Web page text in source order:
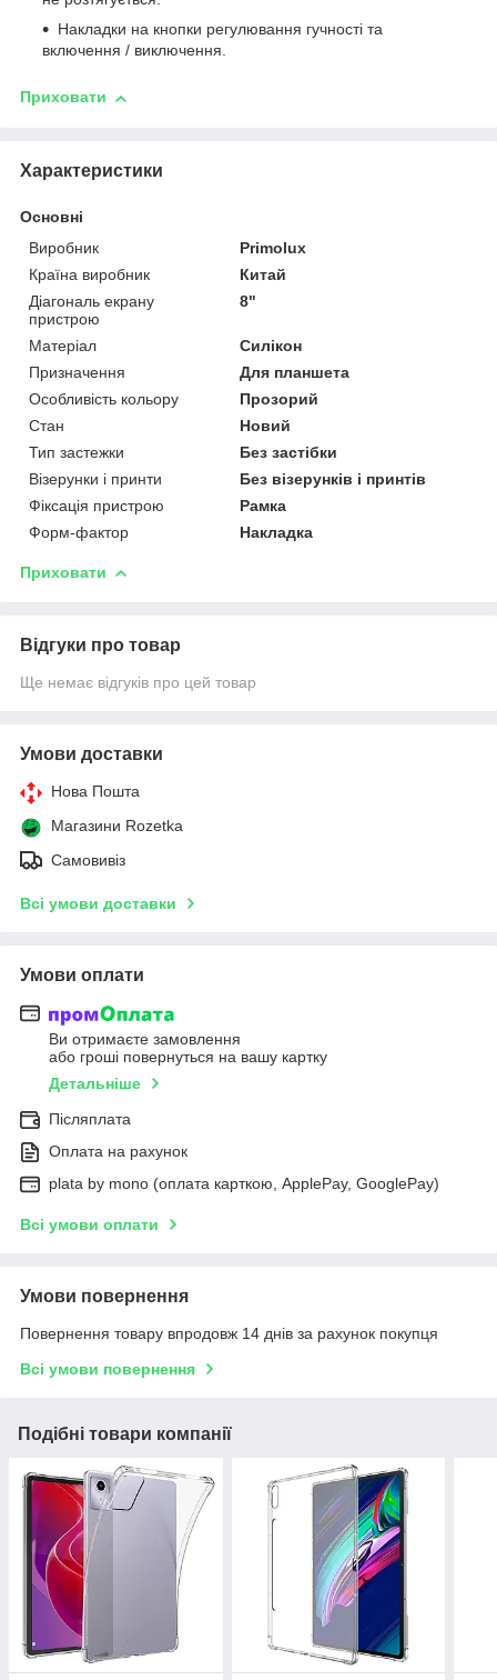
Накладки на кнопки регулювання гучності та
включення / виключення.
Приховати
Характеристики
Основні
Виробник
Primolux
Країна виробник
Китай
Діагональ екрану
пристрою
8"
Матеріал
Силікон
Призначення
Для планшета
Особливість кольору
Прозорий
Стан
Новий
Тип застежки
Без застібки
Візерунки і принти
Без візерунків і принтів
Фіксація пристрою
Рамка
Форм-фактор
Накладка
Приховати
Відгуки про товар
Ще немає відгуків про цей товар
Умови доставки
Нова Пошта
Магазини Rozetka
Самовивіз
Всі умови доставки
Умови оплати
Ви отримаєте замовлення
або гроші повернуться на вашу картку
Детальніше
Післяплата
Оплата на рахунок
plata by mono (оплата карткою, ApplePay, GooglePay)
Всі умови оплати
Умови повернення
Повернення товару впродовж 14 днів за рахунок покупця
Всі умови повернення
Подібні товари компанії